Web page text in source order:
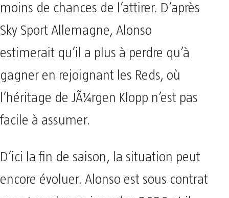
moins de chances de l’attirer. D’après
Sky Sport Allemagne, Alonso
estimerait qu’il a plus à perdre qu’à
gagner en rejoignant les Reds, où
l’héritage de JÃ¼rgen Klopp n’est pas
facile à assumer.
D’ici la fin de saison, la situation peut
encore évoluer. Alonso est sous contrat